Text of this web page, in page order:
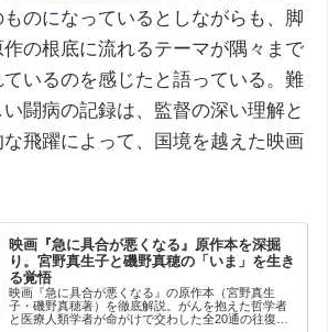
のになっているとしながらも、脚
の根底に流れるテーマが隅々まで
いるのを感じたと語っている。難
闘病の記録は、監督の深い理解と
飛躍によって、国境を越えた映画
映画『急に具合が悪くなる』原作本を深掘
り。宮野真生子と磯野真穂の「いま」を生き
る覚悟
映画『急に具合が悪くなる』の原作本（宮野真生
子・磯野真穂著）を徹底解説。がんを抱えた哲学者
と医療人類学者が命がけで交わした全20通の往復書